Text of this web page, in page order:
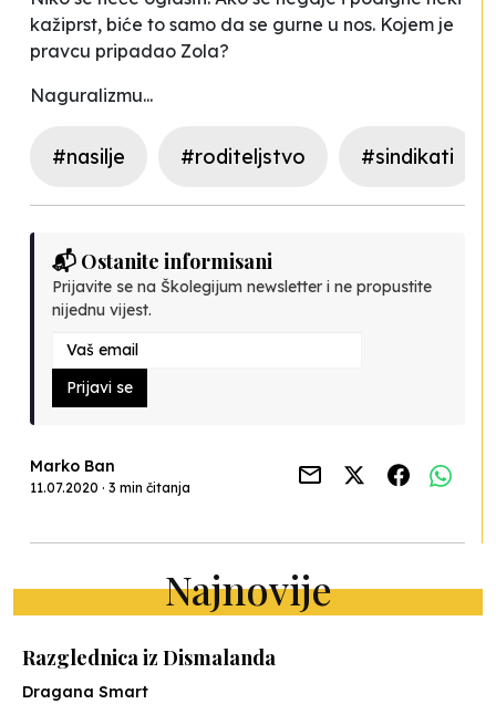
kažiprst, biće to samo da se gurne u nos. Kojem je
pravcu pripadao Zola?
Naguralizmu...
#nasilje #roditeljstvo #sindikati
📬 Ostanite informisani
Prijavite se na Školegijum newsletter i ne propustite
nijednu vijest.
Prijavi se
Marko Ban
11.07.2020 · 3 min čitanja
Najnovije
Razglednica iz Dismalanda
Dragana Smart